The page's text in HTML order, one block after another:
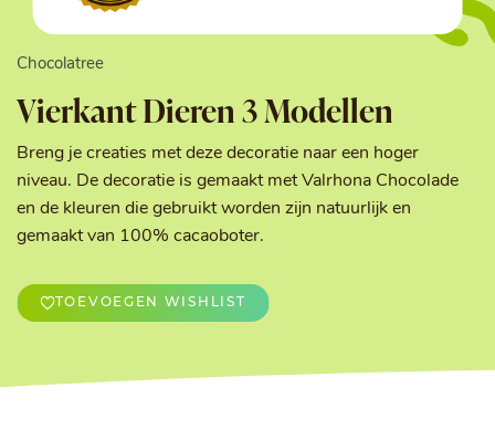
Chocolatree
Vierkant Dieren 3 Modellen
Breng je creaties met deze decoratie naar een hoger
niveau. De decoratie is gemaakt met Valrhona Chocolade
en de kleuren die gebruikt worden zijn natuurlijk en
gemaakt van 100% cacaoboter.
TOEVOEGEN WISHLIST